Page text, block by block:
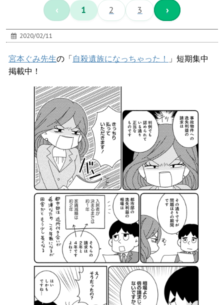
‹ 1 2 3 ›
2020/02/11
宮本ぐみ先生の「自殺遺族になっちゃった！ 」短期集中
掲載中！